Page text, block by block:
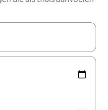
zijn, maak je een keuze